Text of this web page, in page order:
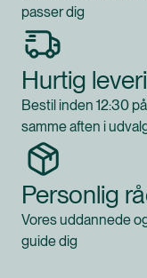
passer dig
Hurtig
Bestil inden 12:30
samme aften i
Personlig
Vores uddannede
guide dig